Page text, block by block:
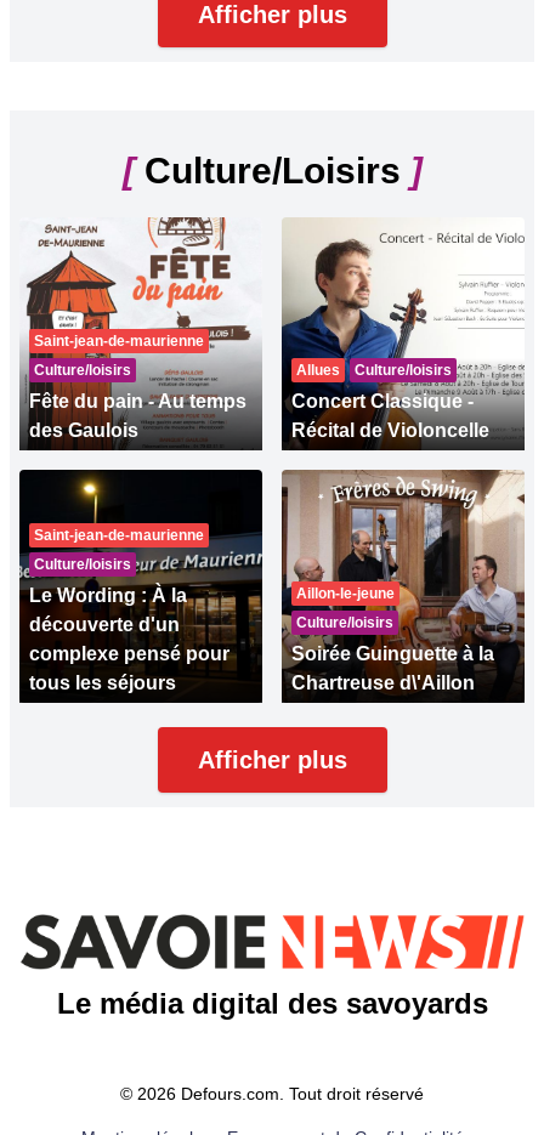
Afficher plus
[Culture/Loisirs ]
Saint-jean-de-maurienne
Culture/loisirs
Fête du pain - Au temps
des Gaulois
Allues Culture/loisirs
Concert Classique -
Récital de Violoncelle
Saint-jean-de-maurienne
Culture/loisirs
Le Wording : À la
découverte d'un
complexe pensé pour
tous les séjours
Aillon-le-jeune
Culture/loisirs
Soirée Guinguette à la
Chartreuse d\'Aillon
Afficher plus
Le média digital des savoyards
© 2026 Defours.com. Tout droit réservé